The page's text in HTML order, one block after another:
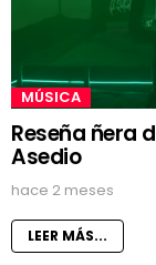
MÚSICA
Reseña ñera
Asedio
hace 2 meses
LEER MÁS...